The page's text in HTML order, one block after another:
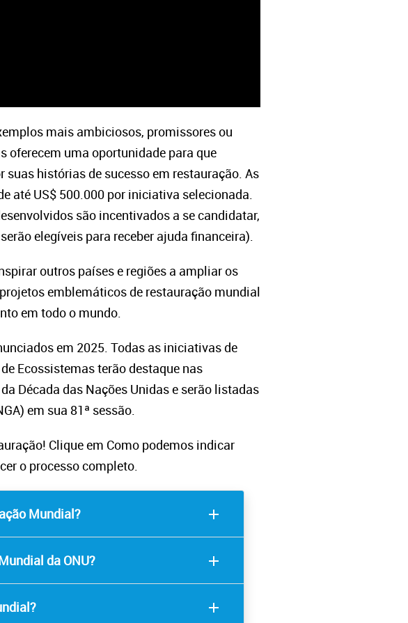
mais ambiciosos, promissores ou
oferecem uma oportunidade para que
histórias de sucesso em restauração. As
até US$ 500.000 por iniciativa selecionada.
são incentivados a se candidatar,
elegíveis para receber ajuda financeira).
outros países e regiões a ampliar os
emblemáticos de restauração mundial
em todo o mundo.
em 2025. Todas as iniciativas de
Ecossistemas terão destaque nas
Década das Nações Unidas e serão listadas
em sua 81ª sessão.
Clique em Como podemos indicar
o processo completo.
Mundial?
da ONU?